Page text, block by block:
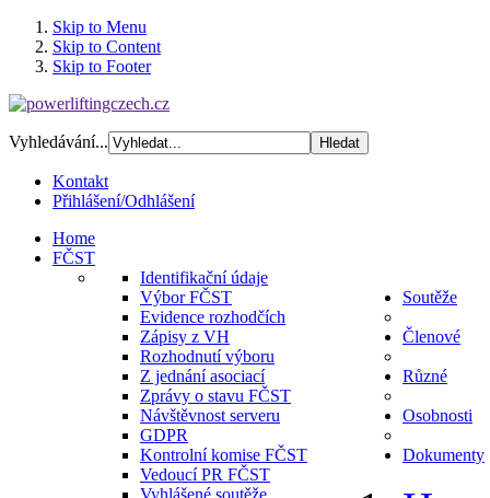
Skip to Menu
Skip to Content
Skip to Footer
Vyhledávání...
Kontakt
Přihlášení/Odhlášení
Home
FČST
Identifikační údaje
Výbor FČST
Evidence rozhodčích
Zápisy z VH
Rozhodnutí výboru
Z jednání asociací
Zprávy o stavu FČST
Návštěvnost serveru
GDPR
Kontrolní komise FČST
Vedoucí PR FČST
Soutěže
Vyhlášené soutěže
Členové
Různé
Osobnosti
Dokumenty